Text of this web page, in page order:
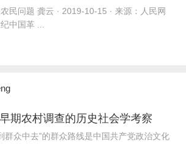
民问题 龚云 · 2019-10-15 · 来源：人民网
国革 ...
期农村调查的历史社会学考察
群众中去”的群众路线是中国共产党政治文化